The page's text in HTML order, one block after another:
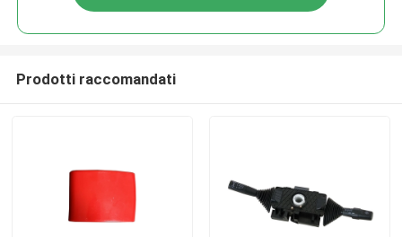
Prodotti raccomandati